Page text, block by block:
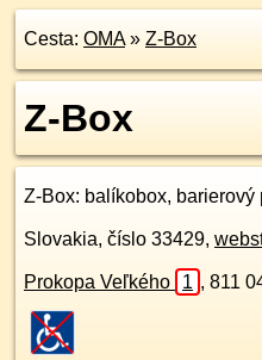
Cesta: OMA» Z-Box
Z-Box
Z-Box: balíkobox, barierový
Slovakia, číslo 33429,
Prokopa Veľkého 1 , 811